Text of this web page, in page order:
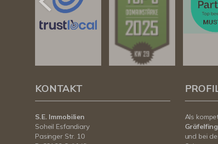
KONTAKT
S.E. Immobilien
Soheil Esfandiary
Pasinger Str. 10
Als
und bei